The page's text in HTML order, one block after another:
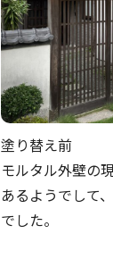
塗り替え前
モルタル外壁の
あるようでして
でした。